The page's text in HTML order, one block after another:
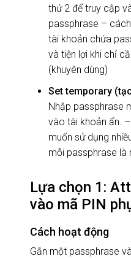
thứ 2 để truy cập
passphrase –
tài khoản chứa
và tiện lợi khi chỉ
(khuyên dùng)
Set temporary
Nhập passphrase
vào tài khoản ẩn.
muốn sử dụng
mỗi passphrase là
Lựa chọn 1:
vào mã PIN
Cách hoạt động
Gắn một passphrase